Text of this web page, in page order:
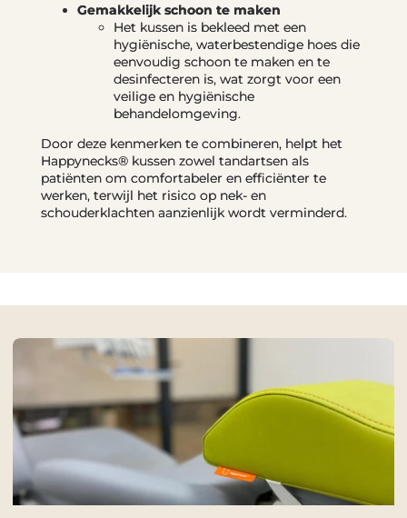
Gemakkelijk schoon te maken
Het kussen is bekleed met een
hygiënische, waterbestendige hoes die
eenvoudig schoon te maken en te
desinfecteren is, wat zorgt voor een
veilige en hygiënische
behandelomgeving.
Door deze kenmerken te combineren, helpt het
Happynecks® kussen zowel tandartsen als
patiënten om comfortabeler en efficiënter te
werken, terwijl het risico op nek- en
schouderklachten aanzienlijk wordt verminderd.